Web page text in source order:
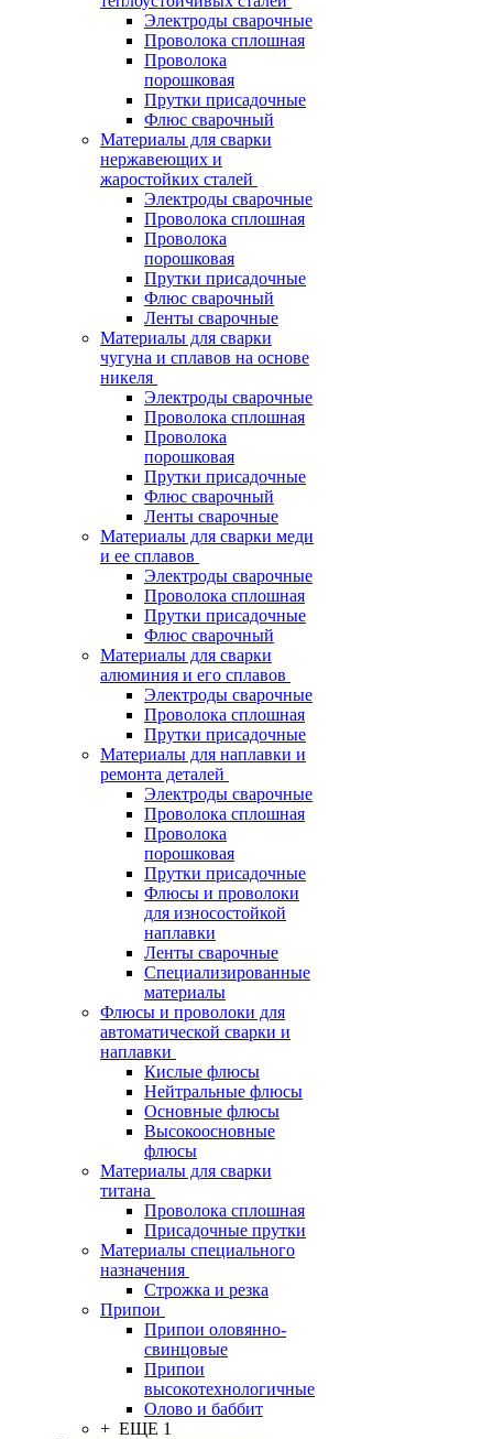
Электроды сварочные
Проволока сплошная
Проволока
порошковая
Прутки присадочные
Флюс сварочный
Материалы для сварки
нержавеющих и
жаростойких сталей
Электроды сварочные
Проволока сплошная
Проволока
порошковая
Прутки присадочные
Флюс сварочный
Ленты сварочные
Материалы для сварки
чугуна и сплавов на основе
никеля
Электроды сварочные
Проволока сплошная
Проволока
порошковая
Прутки присадочные
Флюс сварочный
Ленты сварочные
Материалы для сварки меди
и ее сплавов
Электроды сварочные
Проволока сплошная
Прутки присадочные
Флюс сварочный
Материалы для сварки
алюминия и его сплавов
Электроды сварочные
Проволока сплошная
Прутки присадочные
Материалы для наплавки и
ремонта деталей
Электроды сварочные
Проволока сплошная
Проволока
порошковая
Прутки присадочные
Флюсы и проволоки
для износостойкой
наплавки
Ленты сварочные
Специализированные
материалы
Флюсы и проволоки для
автоматической сварки и
наплавки
Кислые флюсы
Нейтральные флюсы
Основные флюсы
Высокоосновные
флюсы
Материалы для сварки
титана
Проволока сплошная
Присадочные прутки
Материалы специального
назначения
Строжка и резка
Припои
Припои оловянно-
свинцовые
Припои
высокотехнологичные
Олово и баббит
+ ЕЩЕ 1